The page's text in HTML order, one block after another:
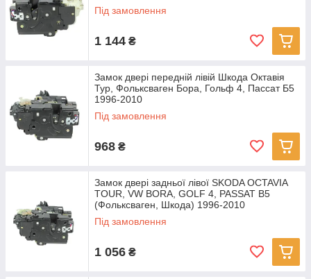
Під замовлення
1 144 ₴
Замок двері передній лівій Шкода Октавія
Тур, Фольксваген Бора, Гольф 4, Пассат Б5
1996-2010
Під замовлення
968 ₴
Замок двері задньої лівої SKODA OCTAVIA
TOUR, VW BORA, GOLF 4, PASSAT B5
(Фольксваген, Шкода) 1996-2010
Під замовлення
1 056 ₴